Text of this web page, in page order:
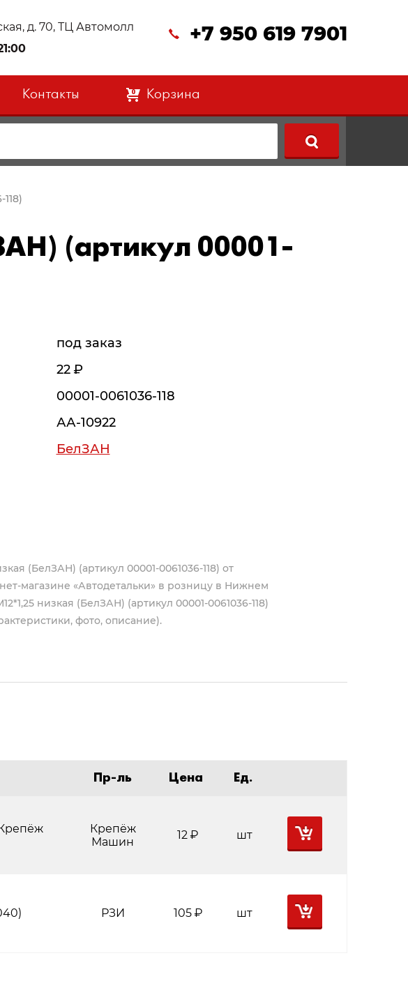
д. 70, ТЦ Автомолл
+7 950 619 7901
Контакты 0 Корзина
(артикул 00001-
под заказ
22 Р
00001-0061036-118
АА-10922
БелЗАН
(БелЗАН) (артикул 00001-0061036-118) от
магазине «Автодетальки» в розницу в Нижнем
низкая (БелЗАН) (артикул 00001-0061036-118)
фото, описание).
Пр-ль Цена Ед.
Крепёж
Машин
12Р шт
РЗИ 105Р шт